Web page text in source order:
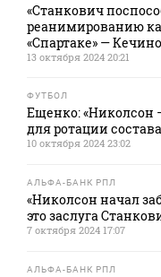
«Станкович
реанимированию
«Спартаке» —
13 октября 2024 20:21
ФУТБОЛ
Ещенко: «Николсон
для ротации
10 октября 2024 23:02
АЛЬФА-БАНК РПЛ
«Николсон начал
это заслуга
7 октября 2024 17:07
АЛЬФА-БАНК РПЛ